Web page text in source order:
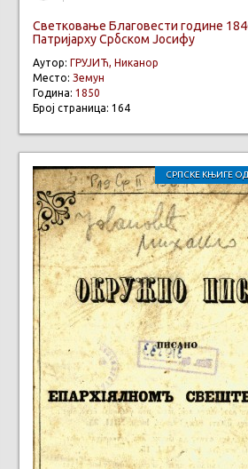
Светковање Благовести године
Патријарху Србском Јосифу
Аутор: ГРУЈИЋ, Никанор
Место: Земун
Година: 1850
Број страница: 164
СРПСКЕ КЊИГЕ